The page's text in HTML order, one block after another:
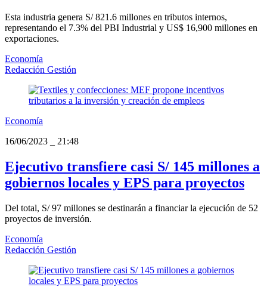
Esta industria genera S/ 821.6 millones en tributos internos,
representando el 7.3% del PBI Industrial y US$ 16,900 millones en
exportaciones.
Economía
Redacción Gestión
Economía
16/06/2023
21:48
Ejecutivo transfiere casi S/ 145 millones a
gobiernos locales y EPS para proyectos
Del total, S/ 97 millones se destinarán a financiar la ejecución de 52
proyectos de inversión.
Economía
Redacción Gestión